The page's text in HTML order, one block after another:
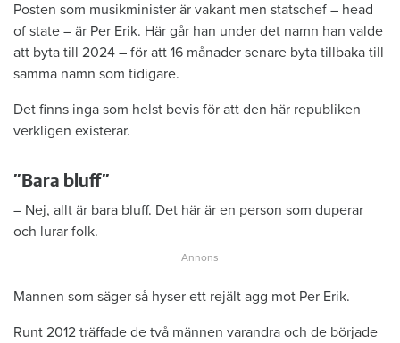
Posten som musikminister är vakant men statschef – head
of state – är Per Erik. Här går han under det namn han valde
att byta till 2024 – för att 16 månader senare byta tillbaka till
samma namn som tidigare.
Det finns inga som helst bevis för att den här republiken
verkligen existerar.
”Bara bluff”
– Nej, allt är bara bluff. Det här är en person som duperar
och lurar folk.
Mannen som säger så hyser ett rejält agg mot Per Erik.
Runt 2012 träffade de två männen varandra och de började